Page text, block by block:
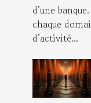
d’une
chaque
d’activité...